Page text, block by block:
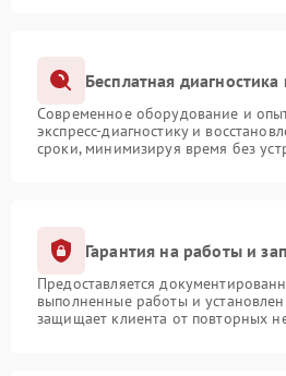
Бесплатная
Современное оборудование и
экспресс-диагностику и
сроки, минимизируя время без
Гарантия на работы и
Предоставляется
выполненные работы и
защищает клиента от повторных